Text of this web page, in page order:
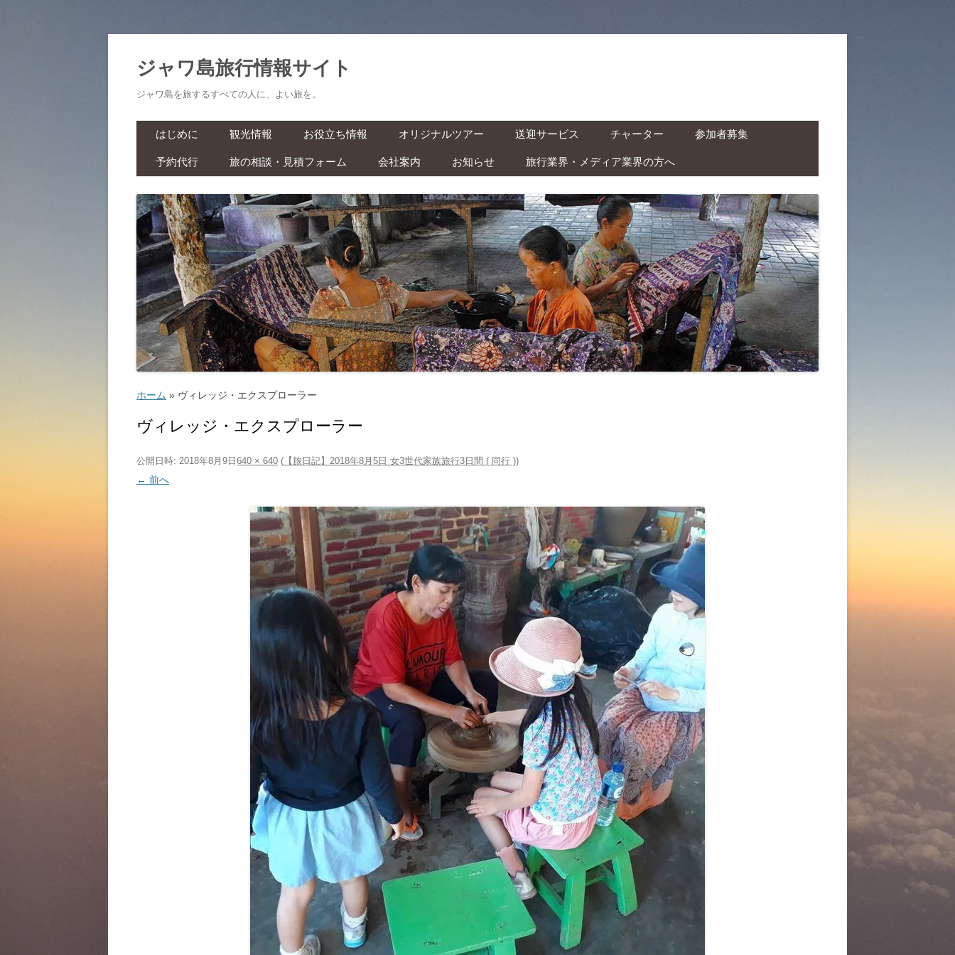
ジャワ島旅行情報サイト
ジャワ島を旅するすべての人に、よい旅を。
ン
ツ
へ
キ
ッ
プ
はじめに 観光情報 お役立ち情報
基本情報
旅の準備 ‐ ビザ・気候・時差 ‐
安全な旅のために ‐ 治安・衛
生 ‐
快適な旅のために ‐ トイレ・
お風呂・虫対策 ‐
マナーとタブー ‐ 服装・たば
こ・お酒 ‐
環境
お金のこと ‐ 通貨・両替・チ
社会のこと ‐ 言語・物価・宗
教 ‐
お土産
オリジナルツアー 送迎サービス
空港送迎
駅送迎
都市間送迎
チャーター
車チャーター ( ドライバー付
バイクチャーター ( ドライバ
ー付レンタルバイク )
参加者募集
予約代行
ラーマーヤナ舞踊ショー・ワ
ヤンクリ・イベント・マラソ
ン
スパ・マッサージ
ゴルフ
旅の相談・見積フォーム 会社案内 お知らせ
ト カレンダー
ITAS(KITAS)をお持ちの方へ
学生の方へ
子ども連れの方へ
旅行業界・メディア業界の方へ
ホーム » ヴィレッジ・エクスプローラー
ヴィレッジ・エクスプローラー
公開日時: 2018年8月9日 640 × 640 ( 【旅日記】2018年8月5日 女3世代家族旅行3日間 ( 同行 ))
← 前へ